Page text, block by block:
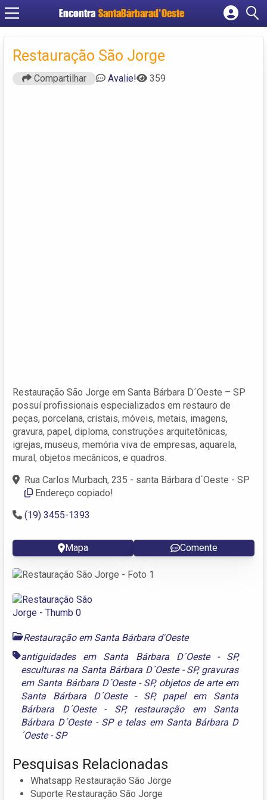
Encontra SantaBárbarad'Oeste
Cadastrar empresa
Criar conta
Restauração São Jorge
Compartilhar Avalie! 359
Restauração São Jorge em Santa Bárbara D´Oeste – SP
possuí profissionais especializados em restauro de
peças, porcelana, cristais, móveis, metais, imagens,
gravura, papel, diploma, construções arquitetônicas,
igrejas, museus, memória viva de empresas, aquarela,
mural, objetos mecânicos, e quadros.
Rua Carlos Murbach, 235 - santa Bárbara d´Oeste - SP
Endereço copiado!
(19) 3455-1393
Mapa Comente
Restauração em Santa Bárbara d'Oeste
antiguidades em Santa Bárbara D´Oeste - SP,
esculturas na Santa Bárbara D´Oeste - SP, gravuras
em Santa Bárbara D´Oeste - SP, objetos de arte em
Santa Bárbara D´Oeste - SP, papel em Santa
Bárbara D´Oeste - SP, restauração em Santa
Bárbara D´Oeste - SPe telas em Santa Bárbara D
´Oeste - SP
Pesquisas Relacionadas
Whatsapp Restauração São Jorge
Suporte Restauração São Jorge